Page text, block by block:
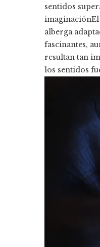
sentidos
alberga
fascinantes,
resultan tan
los sentidos